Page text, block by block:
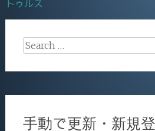
k
navigation
トゥルス
Search
手動で更新・新規